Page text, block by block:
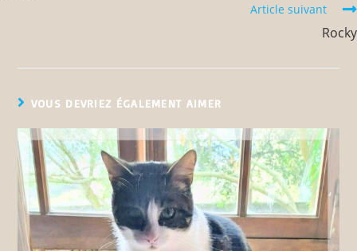
Article suivant
Rocky
VOUS DEVRIEZ ÉGALEMENT AIMER